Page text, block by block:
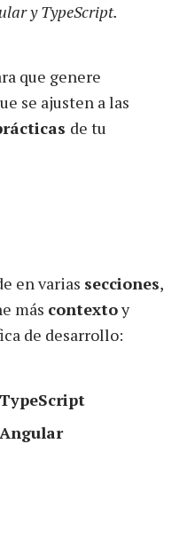
y TypeScript.
que genere
se ajusten a las
de tu
en varias secciones,
más contextoy
de desarrollo: